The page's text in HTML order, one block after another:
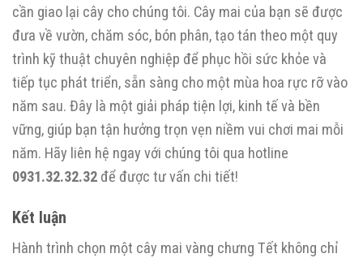
cần giao lại cây cho chúng tôi. Cây mai của bạn sẽ được
đưa về vườn, chăm sóc, bón phân, tạo tán theo một quy
trình kỹ thuật chuyên nghiệp để phục hồi sức khỏe và
tiếp tục phát triển, sẵn sàng cho một mùa hoa rực rỡ vào
năm sau. Đây là một giải pháp tiện lợi, kinh tế và bền
vững, giúp bạn tận hưởng trọn vẹn niềm vui chơi mai mỗi
năm. Hãy liên hệ ngay với chúng tôi qua hotline
0931.32.32.32 để được tư vấn chi tiết!
Kết luận
Hành trình chọn một cây mai vàng chưng Tết không chỉ